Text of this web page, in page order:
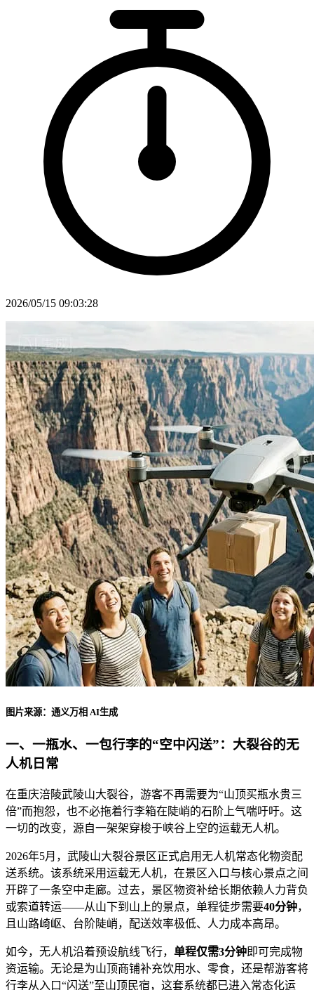
2026/05/15 09:03:28
图片来源：通义万相 AI生成
一、一瓶水、一包行李的“空中闪送”：大裂谷的无
人机日常
在重庆涪陵武陵山大裂谷，游客不再需要为“山顶买瓶水贵三
倍”而抱怨，也不必拖着行李箱在陡峭的石阶上气喘吁吁。这
一切的改变，源自一架架穿梭于峡谷上空的运载无人机。
2026年5月，武陵山大裂谷景区正式启用无人机常态化物资配
送系统。该系统采用运载无人机，在景区入口与核心景点之间
开辟了一条空中走廊。过去，景区物资补给长期依赖人力背负
或索道转运——从山下到山上的景点，单程徒步需要40分钟，
且山路崎岖、台阶陡峭，配送效率极低、人力成本高昂。
如今，无人机沿着预设航线飞行， 单程仅需3分钟即可完成物
资运输。无论是为山顶商铺补充饮用水、零食，还是帮游客将
行李从入口“闪送”至山顶民宿，这套系统都已进入常态化运